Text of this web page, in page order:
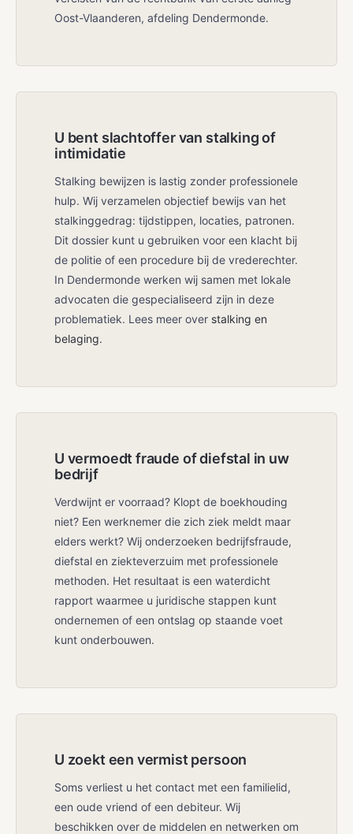
Oost-Vlaanderen, afdeling Dendermonde.
U bent slachtoffer van stalking of
intimidatie
Stalking bewijzen is lastig zonder professionele
hulp. Wij verzamelen objectief bewijs van het
stalkinggedrag: tijdstippen, locaties, patronen.
Dit dossier kunt u gebruiken voor een klacht bij
de politie of een procedure bij de vrederechter.
In Dendermonde werken wij samen met lokale
advocaten die gespecialiseerd zijn in deze
problematiek. Lees meer over stalking en
belaging.
U vermoedt fraude of diefstal in uw
bedrijf
Verdwijnt er voorraad? Klopt de boekhouding
niet? Een werknemer die zich ziek meldt maar
elders werkt? Wij onderzoeken bedrijfsfraude,
diefstal en ziekteverzuim met professionele
methoden. Het resultaat is een waterdicht
rapport waarmee u juridische stappen kunt
ondernemen of een ontslag op staande voet
kunt onderbouwen.
U zoekt een vermist persoon
Soms verliest u het contact met een familielid,
een oude vriend of een debiteur. Wij
beschikken over de middelen en netwerken om